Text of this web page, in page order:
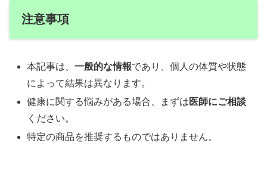
注意事項
本記事は、一般的な情報であり、個人の体質や状態
によって結果は異なります。
健康に関する悩みがある場合、まずは 医師にご相談
ください。
特定の商品を推奨するものではありません。